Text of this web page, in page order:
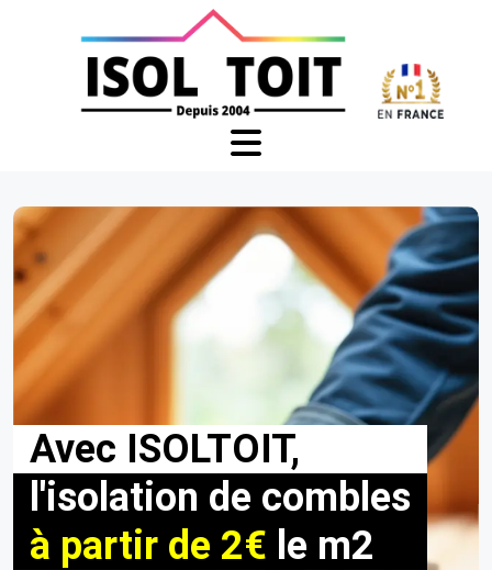
Avec ISOLTOIT,
l'isolation de combles
à partir de 2€ le m2